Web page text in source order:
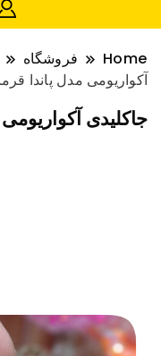
Home فروشگاه
آکواریومی مدل پاندا
جاکلیدی